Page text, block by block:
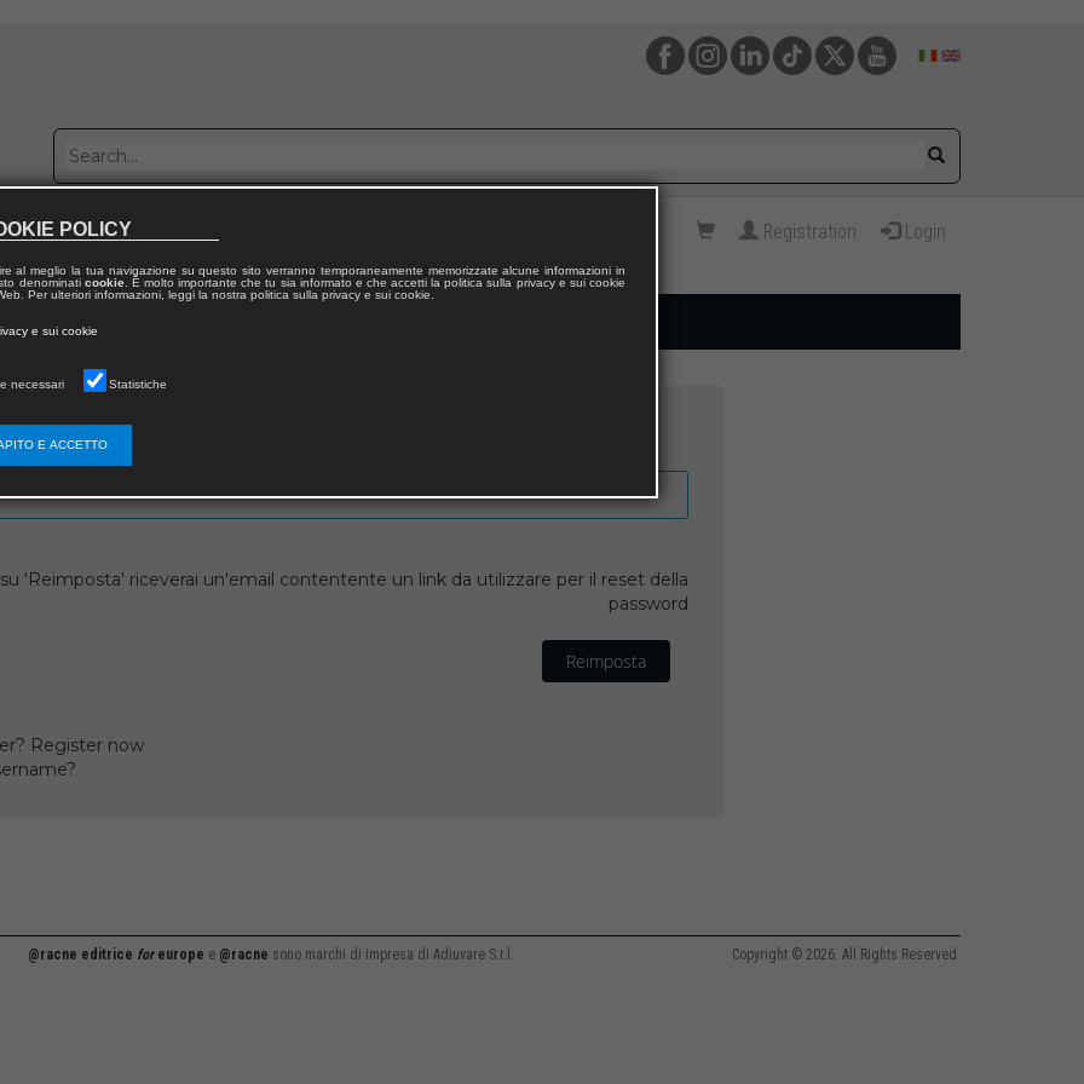
with us Registration Login
'Reimposta' riceverai un'email contentente un link da utilizzare per il reset della
password
Reimposta
Register now
@racne editrice foreurope e @racne sono marchi di impresa di Adiuvare S.r.l. Copyright © 2026. All Rights Reserved.
POLICY
al meglio la tua navigazione su questo sito verranno temporaneamente memorizzate alcune informazioni in
denominati cookie. È molto importante che tu sia informato e che accetti la politica sulla privacy e sui cookie
Per ulteriori informazioni, leggi la nostra politica sulla privacy e sui cookie.
e sui cookie
necessari Statistiche
E ACCETTO